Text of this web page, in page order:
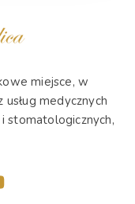
miejsce, w
medycznych
stomatologicznych,